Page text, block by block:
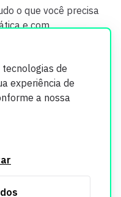
de
experiência de
a nossa
o que você precisa
e com
em nosso site são
aprimoramento de
Privacidade.